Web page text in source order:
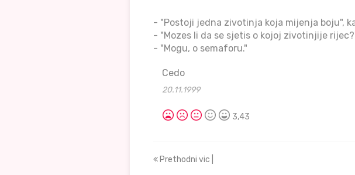
- "Postoji jedna zivotinja koja mijenja boju",
- "Mozes li da se sjetis o kojoj zivotinjije
- "Mogu, o semaforu."
Cedo
20.11.1999
3,43
Prethodni vic |